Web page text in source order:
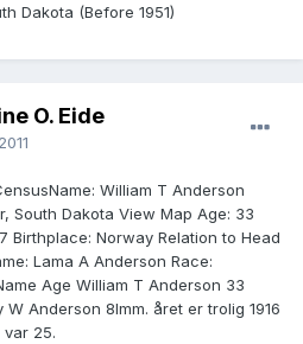
Dakota (Before 1951)
O. Eide
William T Anderson
South Dakota View Map Age: 33
Birthplace: Norway Relation to Head
Lama A Anderson Race:
Age William T Anderson 33
Anderson 8Imm. året er trolig 1916
var 25.